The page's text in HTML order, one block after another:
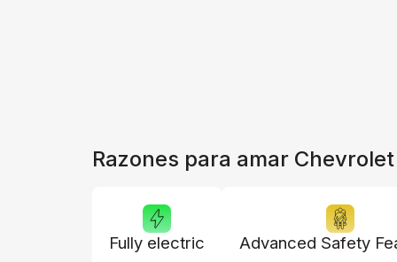
Razones para amar
Fully electric Advanced Safety